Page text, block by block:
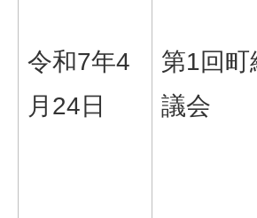
令和7年4
月24日
第1回町